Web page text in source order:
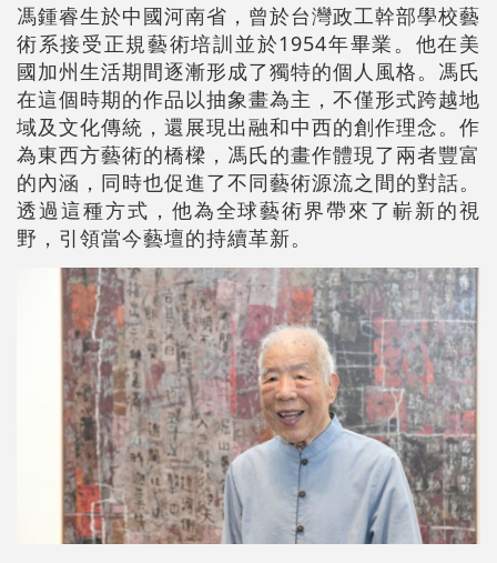
馮鍾睿生於中國河南省，曾於台灣政工幹部學校藝
術系接受正規藝術培訓並於1954年畢業。他在美
國加州生活期間逐漸形成了獨特的個人風格。馮氏
在這個時期的作品以抽象畫為主，不僅形式跨越地
域及文化傳統，還展現出融和中西的創作理念。作
為東西方藝術的橋樑，馮氏的畫作體現了兩者豐富
的內涵，同時也促進了不同藝術源流之間的對話。
透過這種方式，他為全球藝術界帶來了嶄新的視
野，引領當今藝壇的持續革新。